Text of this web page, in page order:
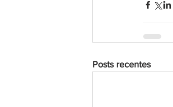
Posts recentes